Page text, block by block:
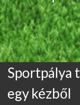
Sportpálya
egy kézből